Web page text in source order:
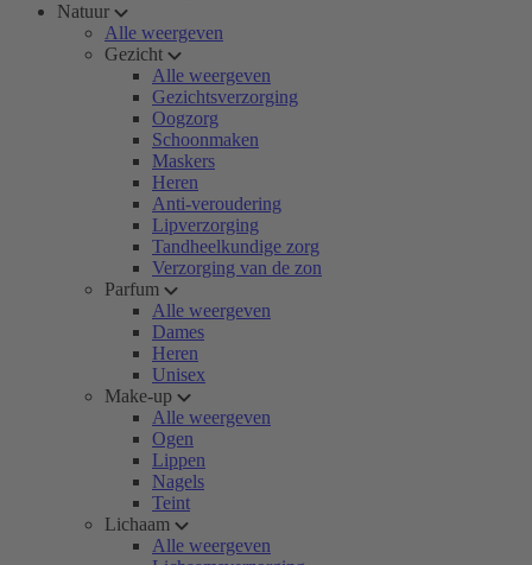
Natuur
Alle weergeven
Gezicht
Alle weergeven
Gezichtsverzorging
Oogzorg
Schoonmaken
Maskers
Heren
Anti-veroudering
Lipverzorging
Tandheelkundige zorg
Verzorging van de zon
Parfum
Alle weergeven
Dames
Heren
Unisex
Make-up
Alle weergeven
Ogen
Lippen
Nagels
Teint
Lichaam
Alle weergeven